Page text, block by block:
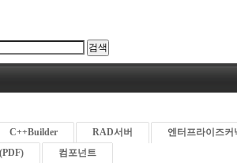
C++Builder RAD서버 엔터프라이즈커
컴포넌트